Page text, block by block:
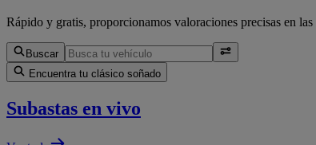
Rápido y gratis, proporcionamos valoraciones precisas en
Buscar
Encuentra tu clásico soñado
Subastas en vivo